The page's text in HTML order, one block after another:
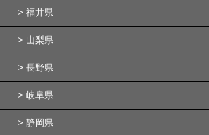
福井県
山梨県
長野県
岐阜県
静岡県